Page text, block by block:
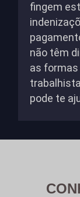
fingem
não têm
as
pode te